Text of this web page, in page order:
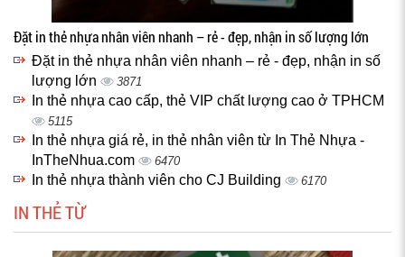
Đặt in thẻ nhựa nhân viên nhanh – rẻ - đẹp, nhận in số lượng lớn
Đặt in thẻ nhựa nhân viên nhanh – rẻ - đẹp, nhận in số
lượng lớn
3871
In thẻ nhựa cao cấp, thẻ VIP chất lượng cao ở TPHCM
5115
In thẻ nhựa giá rẻ, in thẻ nhân viên từ In Thẻ Nhựa -
InTheNhua.com
6470
In thẻ nhựa thành viên cho CJ Building 6170
IN THẺ TỪ